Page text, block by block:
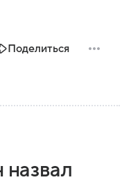
Поделиться